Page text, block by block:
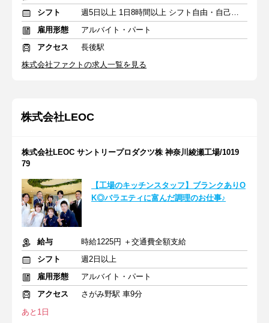
シフト
週5日以上 1日8時間以上 シフト自由・自己申告
雇用形態
アルバイト・パート
アクセス
長後駅
株式会社ファクトの求人一覧を見る
株式会社LEOC
株式会社LEOC サントリープロダクツ株 神奈川綾瀬工場/1019
79
【工場のキッチンスタッフ】ブランクありO
K◎バラエティに富んだ調理のお仕事♪
給与
時給1225円 ＋交通費全額支給
シフト
週2日以上
雇用形態
アルバイト・パート
アクセス
さがみ野駅 車9分
あと1日